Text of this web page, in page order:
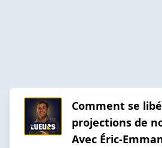
Comment se
projections de
Avec Éric-